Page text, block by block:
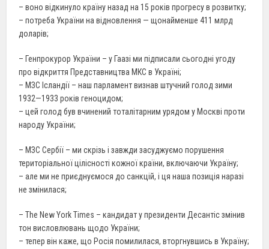
– воно відкинуло країну назад на 15 років прогресу в розвитку;
– потреба України на відновлення — щонайменше 411 млрд
доларів;
– Генпрокурор України – у Гаазі ми підписали сьогодні угоду
про відкриття Представництва МКС в Україні;
– МЗС Ісландії – наш парламент визнав штучний голод зими
1932—1933 років геноцидом;
– цей голод був вчинений тоталітарним урядом у Москві проти
народу України;
– МЗС Сербії – ми скрізь і завжди засуджуємо порушення
територіальної цілісності кожної країни, включаючи Україну;
– але ми не приєднуємося до санкцій, і ця наша позиція наразі
не змінилася;
– The New York Times – кандидат у президенти Десантіс змінив
тон висловлювань щодо України;
– тепер він каже, що Росія помилилася, вторгнувшись в Україну;